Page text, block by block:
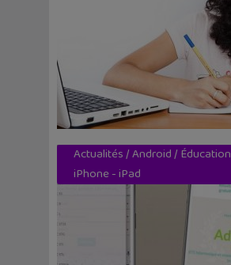
Actualités/Android/ Éducation
iPhone - iPad